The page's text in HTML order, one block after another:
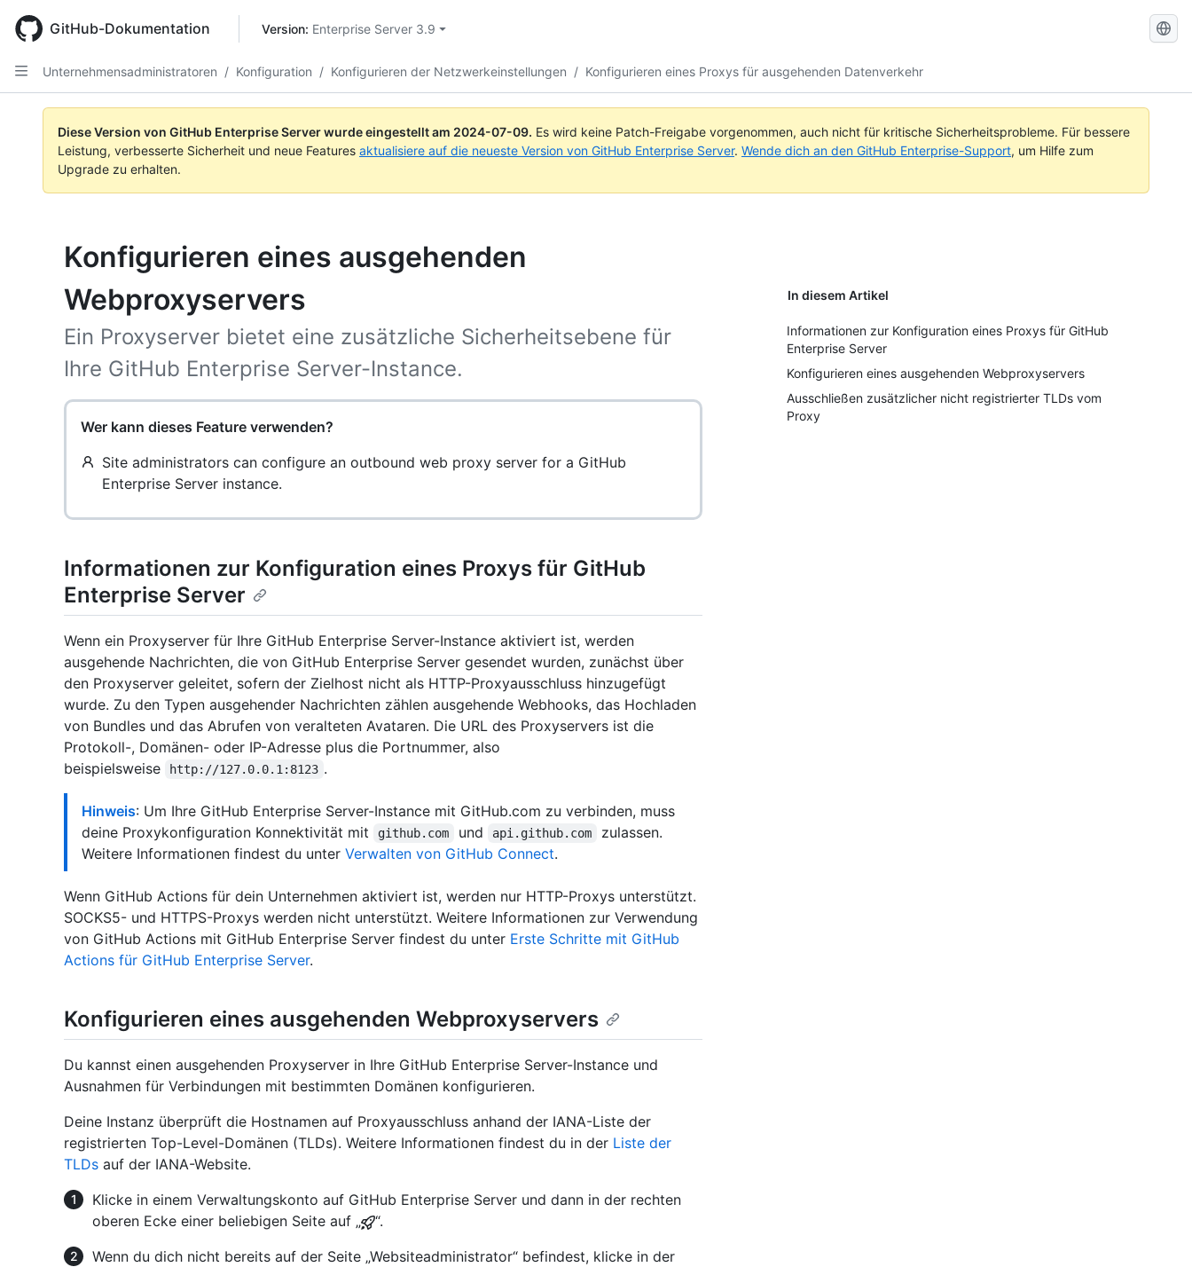
main
content
GitHub-Dokumentation Version: Enterprise Server 3.9
GitHub-
Unternehmensadministratoren / Konfiguration / Konfigurieren der Netzwerkeinstellungen / Konfigurieren eines Proxys für ausgehenden Datenverkehr
Diese Version von GitHub Enterprise Server wurde eingestellt am 2024-07-09. Es wird keine Patch-Freigabe vorgenommen, auch nicht für kritische Sicherheitsprobleme. Für bessere
Leistung, verbesserte Sicherheit und neue Features aktualisiere auf die neueste Version von GitHub Enterprise Server. Wende dich an den GitHub Enterprise-Support, um Hilfe zum
Upgrade zu erhalten.
Konfigurieren eines ausgehenden
Webproxyservers
Ein Proxyserver bietet eine zusätzliche Sicherheitsebene für
Ihre GitHub Enterprise Server-Instance.
Wer kann dieses Feature verwenden?
Site administrators can configure an outbound web proxy server for a GitHub
Enterprise Server instance.
In diesem Artikel
Informationen zur Konfiguration eines Proxys für GitHub
Enterprise Server
Konfigurieren eines ausgehenden Webproxyservers
Ausschließen zusätzlicher nicht registrierter TLDs vom
Proxy
Informationen zur Konfiguration eines Proxys für GitHub
Enterprise Server
Wenn ein Proxyserver für Ihre GitHub Enterprise Server-Instance aktiviert ist, werden
ausgehende Nachrichten, die von GitHub Enterprise Server gesendet wurden, zunächst über
den Proxyserver geleitet, sofern der Zielhost nicht als HTTP-Proxyausschluss hinzugefügt
wurde. Zu den Typen ausgehender Nachrichten zählen ausgehende Webhooks, das Hochladen
von Bundles und das Abrufen von veralteten Avataren. Die URL des Proxyservers ist die
Protokoll-, Domänen- oder IP-Adresse plus die Portnummer, also
beispielsweise
http://127.0.0.1:8123 .
Hinweis: Um Ihre GitHub Enterprise Server-Instance mit GitHub.com zu verbinden, muss
deine Proxykonfiguration Konnektivität mit
github.com und api.github.com
zulassen.
Weitere Informationen findest du unter Verwalten von GitHub Connect.
Wenn GitHub Actions für dein Unternehmen aktiviert ist, werden nur HTTP-Proxys unterstützt.
SOCKS5- und HTTPS-Proxys werden nicht unterstützt. Weitere Informationen zur Verwendung
von GitHub Actions mit GitHub Enterprise Server findest du unter Erste Schritte mit GitHub
Actions für GitHub Enterprise Server.
Konfigurieren eines ausgehenden Webproxyservers
Du kannst einen ausgehenden Proxyserver in Ihre GitHub Enterprise Server-Instance und
Ausnahmen für Verbindungen mit bestimmten Domänen konfigurieren.
Deine Instanz überprüft die Hostnamen auf Proxyausschluss anhand der IANA-Liste der
registrierten Top-Level-Domänen (TLDs). Weitere Informationen findest du in der Liste der
TLDs auf der IANA-Website.
Klicke in einem Verwaltungskonto auf GitHub Enterprise Server und dann in der rechten
oberen Ecke einer beliebigen Seite auf „
“.
Wenn du dich nicht bereits auf der Seite „Websiteadministrator“ befindest, klicke in der